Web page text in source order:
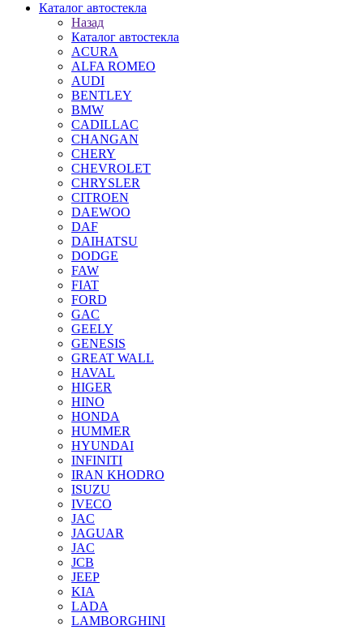
Каталог автостекла
Назад
Каталог автостекла
ACURA
ALFA ROMEO
AUDI
BENTLEY
BMW
CADILLAC
CHANGAN
CHERY
CHEVROLET
CHRYSLER
CITROEN
DAEWOO
DAF
DAIHATSU
DODGE
FAW
FIAT
FORD
GAC
GEELY
GENESIS
GREAT WALL
HAVAL
HIGER
HINO
HONDA
HUMMER
HYUNDAI
INFINITI
IRAN KHODRO
ISUZU
IVECO
JAC
JAGUAR
JAС
JCB
JEEP
KIA
LADA
LAMBORGHINI